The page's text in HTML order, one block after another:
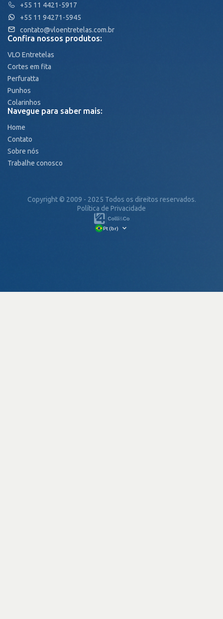
+55 11 4421-5917
+55 11 94271-5945
contato@vloentretelas.com.br
Confira nossos produtos:
VLO Entretelas
Cortes em fita
Perfuratta
Punhos
Colarinhos
Navegue para saber mais:
Home
Contato
Sobre nós
Trabalhe conosco
Copyright © 2009 - 2025 Todos os direitos reservados.
Política de Privacidade
Pt (br)